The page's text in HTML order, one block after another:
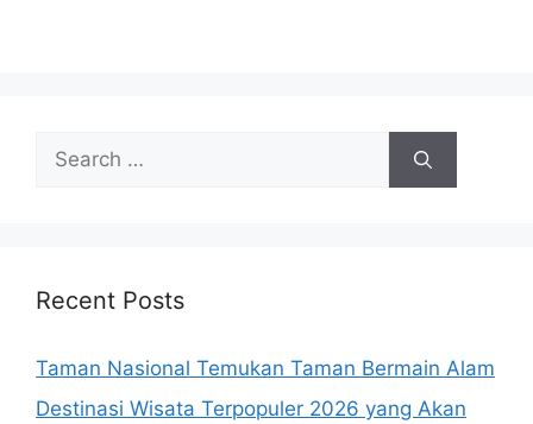
Search
for:
Recent Posts
Taman Nasional Temukan Taman Bermain Alam
Destinasi Wisata Terpopuler 2026 yang Akan